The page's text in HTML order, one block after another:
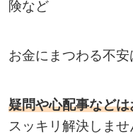
険など
お金にまつわる不
疑問や心配事など
スッキリ解決しませ